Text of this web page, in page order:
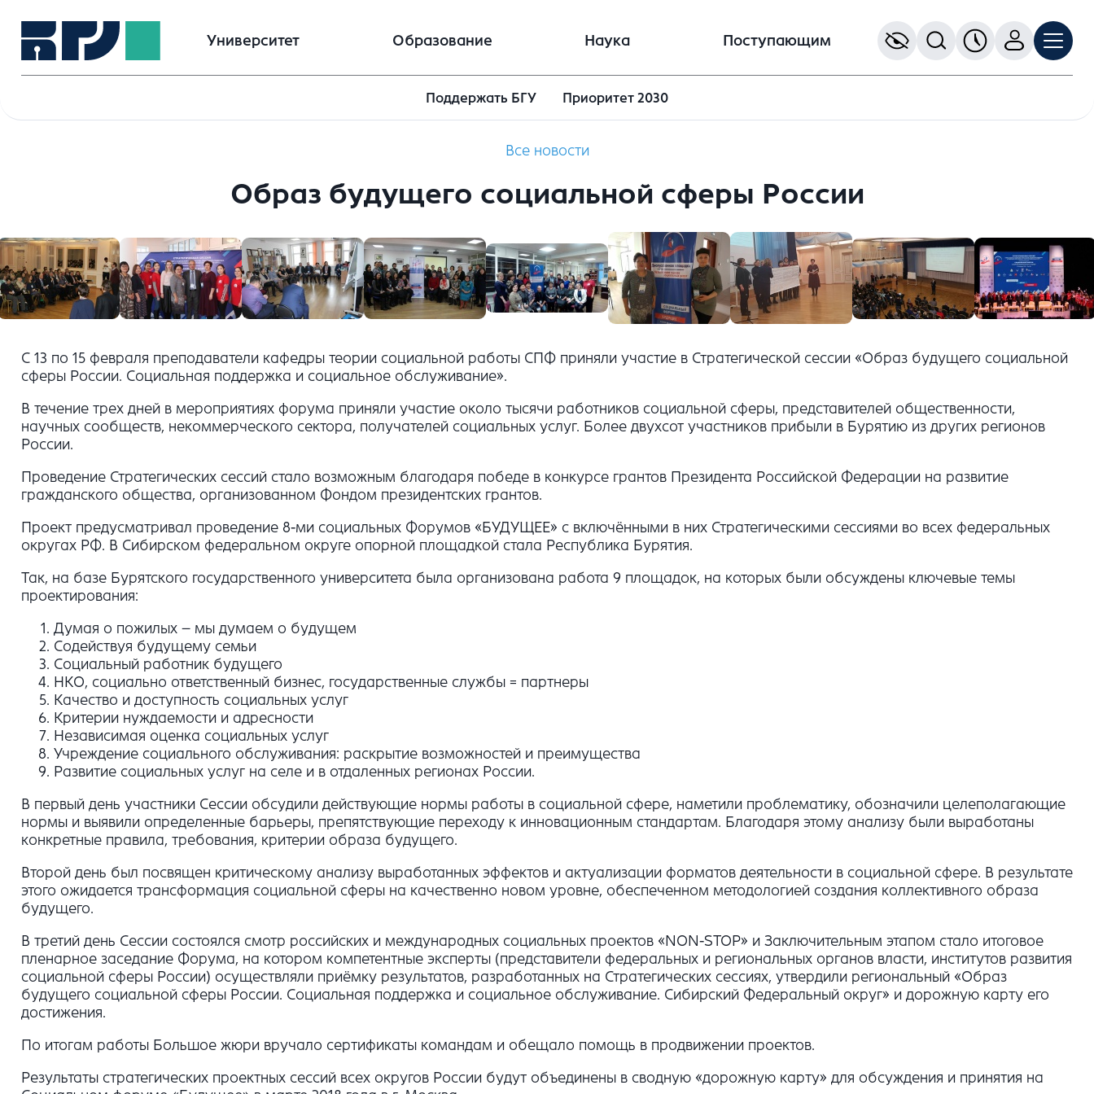
Университет Образование Наука Поступающим
Поддержать БГУ Приоритет 2030
Все новости
Образ будущего социальной сферы России
С 13 по 15 февраля преподаватели кафедры теории социальной работы СПФ приняли участие в Стратегической сессии «Образ будущего социальной
сферы России. Социальная поддержка и социальное обслуживание».
В течение трех дней в мероприятиях форума приняли участие около тысячи работников социальной сферы, представителей общественности,
научных сообществ, некоммерческого сектора, получателей социальных услуг. Более двухсот участников прибыли в Бурятию из других регионов
России.
Проведение Стратегических сессий стало возможным благодаря победе в конкурсе грантов Президента Российской Федерации на развитие
гражданского общества, организованном Фондом президентских грантов.
Проект предусматривал проведение 8-ми социальных Форумов «БУДУЩЕЕ» с включёнными в них Стратегическими сессиями во всех федеральных
округах РФ. В Сибирском федеральном округе опорной площадкой стала Республика Бурятия.
Так, на базе Бурятского государственного университета была организована работа 9 площадок, на которых были обсуждены ключевые темы
проектирования:
Думая о пожилых – мы думаем о будущем
Содействуя будущему семьи
Социальный работник будущего
НКО, социально ответственный бизнес, государственные службы = партнеры
Качество и доступность социальных услуг
Критерии нуждаемости и адресности
Независимая оценка социальных услуг
Учреждение социального обслуживания: раскрытие возможностей и преимущества
Развитие социальных услуг на селе и в отдаленных регионах России.
В первый день участники Сессии обсудили действующие нормы работы в социальной сфере, наметили проблематику, обозначили целеполагающие
нормы и выявили определенные барьеры, препятствующие переходу к инновационным стандартам. Благодаря этому анализу были выработаны
конкретные правила, требования, критерии образа будущего.
Второй день был посвящен критическому анализу выработанных эффектов и актуализации форматов деятельности в социальной сфере. В результате
этого ожидается трансформация социальной сферы на качественно новом уровне, обеспеченном методологией создания коллективного образа
будущего.
В третий день Сессии состоялся смотр российских и международных социальных проектов «NON-STOP» и Заключительным этапом стало итоговое
пленарное заседание Форума, на котором компетентные эксперты (представители федеральных и региональных органов власти, институтов развития
социальной сферы России) осуществляли приёмку результатов, разработанных на Стратегических сессиях, утвердили региональный «Образ
будущего социальной сферы России. Социальная поддержка и социальное обслуживание. Сибирский Федеральный округ» и дорожную карту его
достижения.
По итогам работы Большое жюри вручало сертификаты командам и обещало помощь в продвижении проектов.
Результаты стратегических проектных сессий всех округов России будут объединены в сводную «дорожную карту» для обсуждения и принятия на